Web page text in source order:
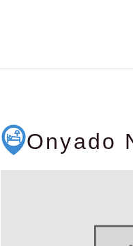
Onyado